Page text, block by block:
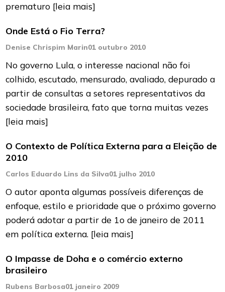
prematuro [leia mais]
Onde Está o Fio Terra?
Denise Chrispim Marin01 outubro 2010
No governo Lula, o interesse nacional não foi
colhido, escutado, mensurado, avaliado, depurado a
partir de consultas a setores representativos da
sociedade brasileira, fato que torna muitas vezes
[leia mais]
O Contexto de Política Externa para a Eleição de
2010
Carlos Eduardo Lins da Silva01 julho 2010
O autor aponta algumas possíveis diferenças de
enfoque, estilo e prioridade que o próximo governo
poderá adotar a partir de 1o de janeiro de 2011
em política externa. [leia mais]
O Impasse de Doha e o comércio externo
brasileiro
Rubens Barbosa01 janeiro 2009